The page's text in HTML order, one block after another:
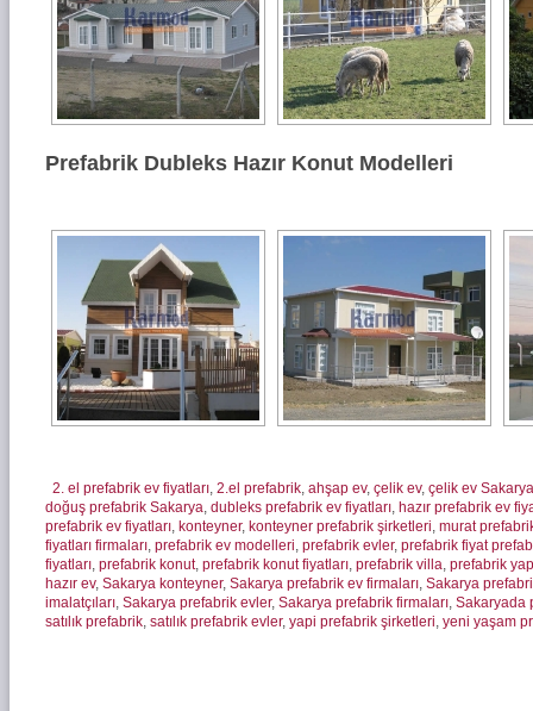
Prefabrik Dubleks Hazır Konut Modelleri
2. el prefabrik ev fiyatları, 2.el prefabrik, ahşap ev, çelik ev, çelik ev Sakarya
doğuş prefabrik Sakarya, dubleks prefabrik ev fiyatları, hazır prefabrik ev
prefabrik ev fiyatları, konteyner, konteyner prefabrik şirketleri, murat
fiyatları firmaları, prefabrik ev modelleri, prefabrik evler, prefabrik fiyat
fiyatları, prefabrik konut, prefabrik konut fiyatları, prefabrik villa, prefabrik
hazır ev, Sakarya konteyner, Sakarya prefabrik ev firmaları, Sakarya
imalatçıları, Sakarya prefabrik evler, Sakarya prefabrik firmaları, Sakaryada
satılık prefabrik, satılık prefabrik evler, yapi prefabrik şirketleri, yeni yaşam